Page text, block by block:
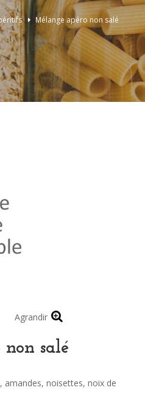
> Mélange apéro non salé
Agrandir
salé
amandes, noisettes, noix de